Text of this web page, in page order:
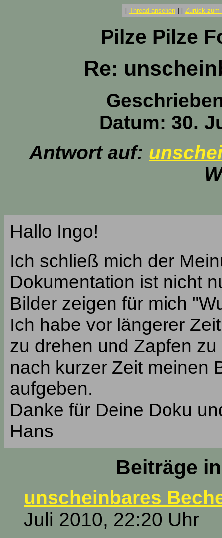
[ Thread ansehen ] [ Zurück zum
Pilze Pilze
Re:
Datum: 30.
Antwort auf:
Hallo Ingo!
Ich schließ mich der
Dokumentation ist nicht
Bilder zeigen für mich
Ich habe vor längerer
zu drehen und Zapfen
nach kurzer Zeit meinen
aufgeben.
Danke für Deine Doku
Hans
Beiträge
unscheinbares
Juli 2010, 22:20 Uhr